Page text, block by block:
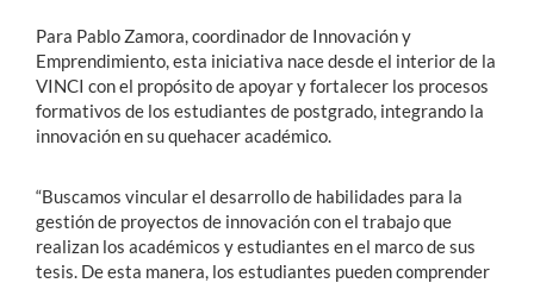
Para Pablo Zamora, coordinador de Innovación y
Emprendimiento, esta iniciativa nace desde el interior de la
VINCI con el propósito de apoyar y fortalecer los procesos
formativos de los estudiantes de postgrado, integrando la
innovación en su quehacer académico.
“Buscamos vincular el desarrollo de habilidades para la
gestión de proyectos de innovación con el trabajo que
realizan los académicos y estudiantes en el marco de sus
tesis. De esta manera, los estudiantes pueden comprender